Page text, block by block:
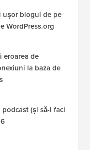
ușor blogul de pe
WordPress.org
eroarea de
la baza de
(și să-l faci